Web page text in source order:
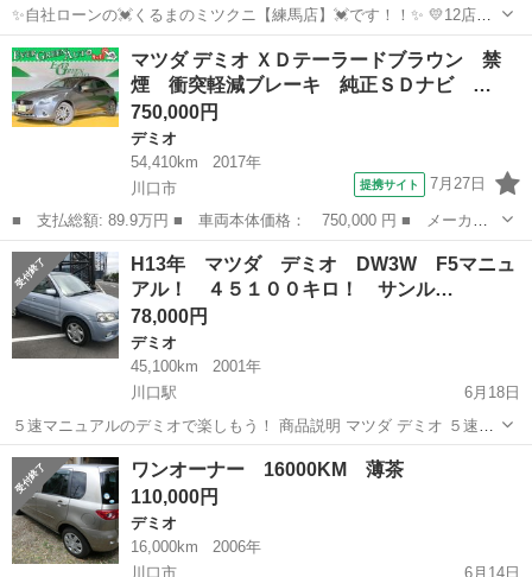
✨自社ローンの💓くるまのミツクニ【練馬店】💓です！！✨ 💛12店舗
展開中💛自社ローン最大手💛NACK5でお馴染み💛 ◎私たちのサービス
を必要とされるすべてのお客様に対応できるように◎ ◎相互連携によ
り、お客様の...
埼玉 川口市 デミオ
マツダ デミオ ＸＤテーラードブラウン 禁
煙 衝突軽減ブレーキ 純正ＳＤナビ …
750,000円
デミオ
54,410km
2017年
川口市
提携サイト 7月27日
■ 支払総額: 89.9万円 ■ 車両本体価格： 750,000 円 ■ メーカー
名： マツダ ■ 車種名： デミオ ■ グレード名： ＸＤテーラー
ドブラウン 禁煙 衝突軽減ブレーキ 純正ＳＤナビ Ｂｌｕｅｔｏ
ｏｔｈ バッ...
埼玉 川口市 デミオ
H13年 マツダ デミオ DW3W F5マニュ
アル！ ４５１００キロ！ サンル…
78,000円
デミオ
45,100km
2001年
川口駅
6月18日
５速マニュアルのデミオで楽しもう！ 商品説明 マツダ デミオ ５速
マニュアル車！ H13年式のDW3W型のデミオ、ワンオーナー車です。
ほとんど使用されずにいたので、距離もわずか４５０００キロほ...
埼玉 川口市 マニュアル車
ワンオーナー 16000KM 薄茶
110,000円
デミオ
16,000km
2006年
川口市
6月14日